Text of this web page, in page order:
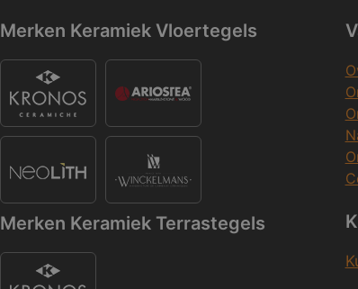
Merken Keramiek Vloertegels
Merken Keramiek Terrastegels